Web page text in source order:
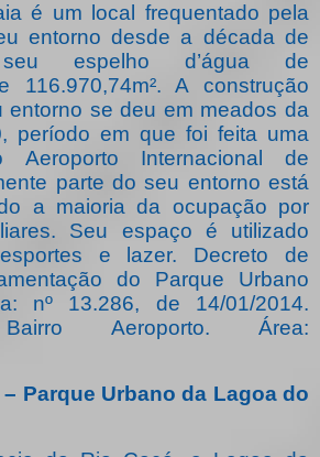
é um local frequentado pela
entorno desde a década de
espelho d’água de
116.970,74m². A construção
entorno se deu em meados da
período em que foi feita uma
Aeroporto Internacional de
parte do seu entorno está
a maioria da ocupação por
Seu espaço é utilizado
e lazer. Decreto de
do Parque Urbano
nº 13.286, de 14/01/2014.
Bairro Aeroporto. Área:
– Parque Urbano da Lagoa do